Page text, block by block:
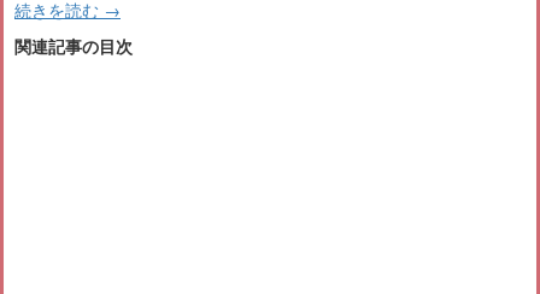
続きを読む →
関連記事の目次